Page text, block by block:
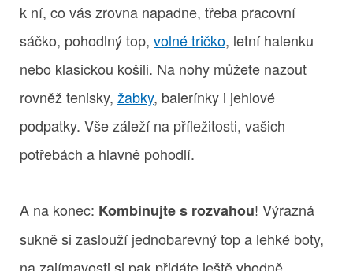
k ní, co vás zrovna napadne, třeba pracovní
sáčko, pohodlný top, volné tričko, letní halenku
nebo klasickou košili. Na nohy můžete nazout
rovněž tenisky, žabky, balerínky i jehlové
podpatky. Vše záleží na příležitosti, vašich
potřebách a hlavně pohodlí.
A na konec: Kombinujte s rozvahou! Výrazná
sukně si zaslouží jednobarevný top a lehké boty,
na zajímavosti si pak přidáte ještě vhodně